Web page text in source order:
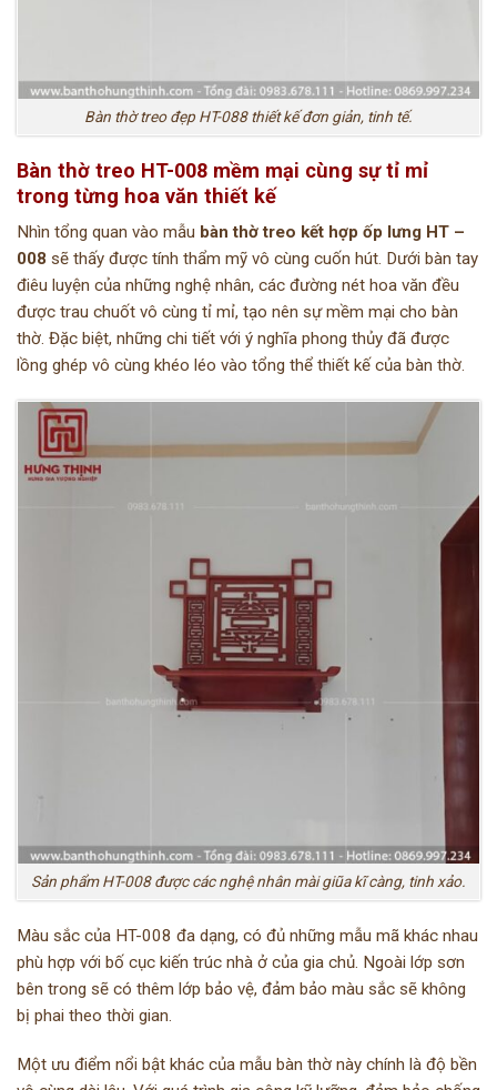
Bàn thờ treo đẹp HT-088 thiết kế đơn giản, tinh tế.
Bàn thờ treo HT-008 mềm mại cùng sự tỉ mỉ
trong từng hoa văn thiết kế
Nhìn tổng quan vào mẫu bàn thờ treo kết hợp ốp lưng HT –
008 sẽ thấy được tính thẩm mỹ vô cùng cuốn hút. Dưới bàn tay
điêu luyện của những nghệ nhân, các đường nét hoa văn đều
được trau chuốt vô cùng tỉ mỉ, tạo nên sự mềm mại cho bàn
thờ. Đặc biệt, những chi tiết với ý nghĩa phong thủy đã được
lồng ghép vô cùng khéo léo vào tổng thể thiết kế của bàn thờ.
Sản phẩm HT-008 được các nghệ nhân mài giũa kĩ càng, tinh xảo.
Màu sắc của HT-008 đa dạng, có đủ những mẫu mã khác nhau
phù hợp với bố cục kiến trúc nhà ở của gia chủ. Ngoài lớp sơn
bên trong sẽ có thêm lớp bảo vệ, đảm bảo màu sắc sẽ không
bị phai theo thời gian.
Một ưu điểm nổi bật khác của mẫu bàn thờ này chính là độ bền